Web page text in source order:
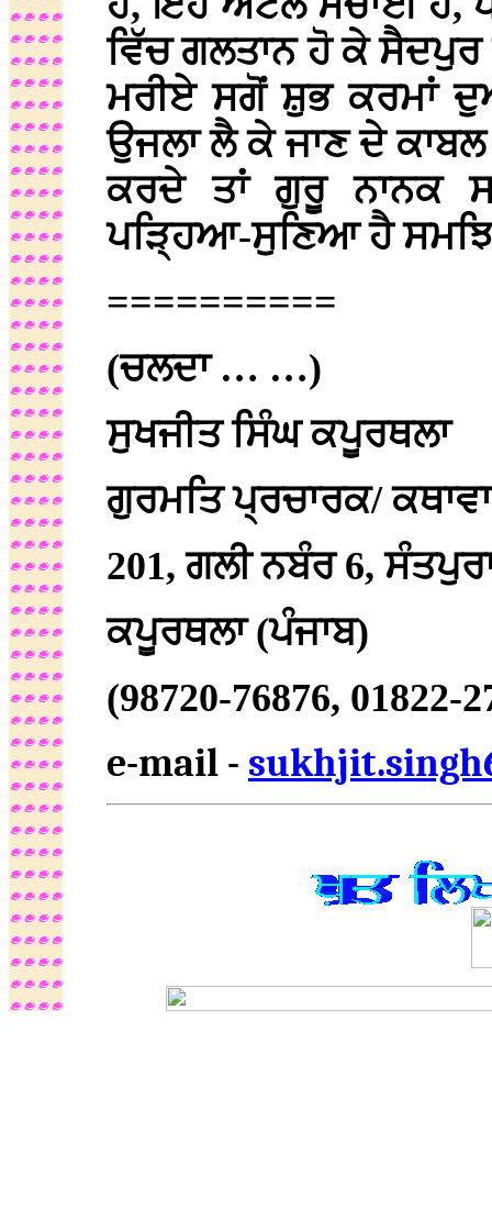
ਵਿੱਚ ਗਲਤਾਨ ਹੋ ਕੇ
ਮਰੀਏ ਸਗੋਂ ਸ਼ੁਭ ਕਰਮਾਂ
ਉਜਲਾ ਲੈ ਕੇ ਜਾਣ ਦੇ
ਕਰਦੇ ਤਾਂ ਗੁਰੂ ਨਾਨਕ
ਪੜ੍ਹਿਆ-ਸੁਣਿਆ ਹੈ
==========
(ਚਲਦਾ … …)
ਸੁਖਜੀਤ ਸਿੰਘ ਕਪੂਰਥਲਾ
ਗੁਰਮਤਿ ਪ੍ਰਚਾਰਕ/
201, ਗਲੀ ਨਬੰਰ 6,
ਕਪੂਰਥਲਾ (ਪੰਜਾਬ)
(98720-76876, 01822-
e-mail -